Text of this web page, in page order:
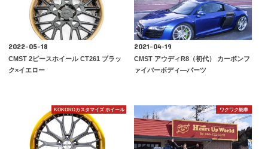
2022-05-18
CMST 2ピースホイール CT261 ブラッ
ク×イエロー
2021-04-19
CMST アウディR8（初代） カーボンフ
ァイバーボディ―パーツ
KOKOROカスタマイズ ホイール ワクワク納車